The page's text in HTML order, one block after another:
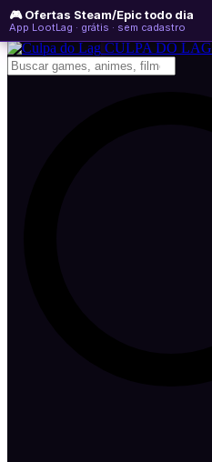
🎮 Ofertas Steam/Epic todo dia
App LootLag · grátis · sem cadastro
quinta-feira, 06 de agosto de 2026
Newsletter
CULPA DO LAG